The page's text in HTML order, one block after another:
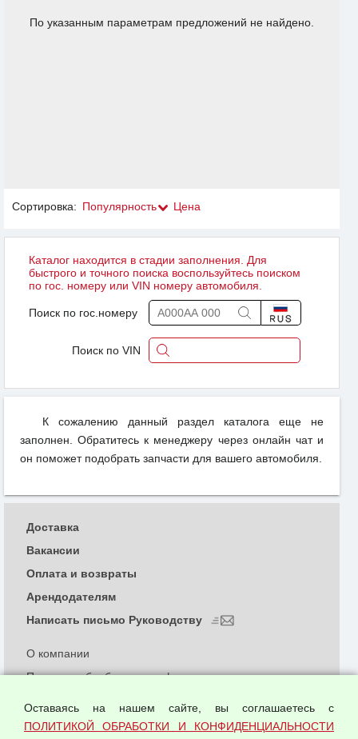
По указанным параметрам предложений не найдено.
Сортировка: Популярность Цена
Каталог находится в стадии заполнения. Для
быстрого и точного поиска воспользуйтесь поиском
по гос. номеру или VIN номеру автомобиля.
Поиск по гос.номеру
Поиск по VIN
К сожалению данный раздел каталога еще не
заполнен. Обратитесь к менеджеру через онлайн чат и
он поможет подобрать запчасти для вашего автомобиля.
О компании
Политика обработки и конфиденциальности
Согласием на обработку персональных данных
Доставка
Вакансии
Оплата и возвраты
Арендодателям
Написать письмо Руководству
Оставаясь на нашем сайте, вы соглашаетесь с
ПОЛИТИКОЙ ОБРАБОТКИ И КОНФИДЕНЦИАЛЬНОСТИ